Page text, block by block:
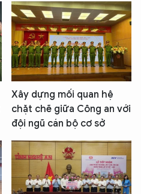
Xây dựng mối quan hệ
chặt chẽ giữa Công an với
đội ngũ cán bộ cơ sở